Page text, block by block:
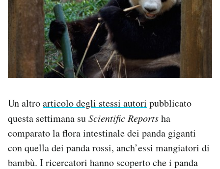
Un altroarticolo degli stessi autori pubblicato
questa settimana suScientific Reportsha
comparato la flora intestinale dei panda giganti
con quella dei panda rossi, anch’essi mangiatori di
bambù. I ricercatori hanno scoperto che i panda